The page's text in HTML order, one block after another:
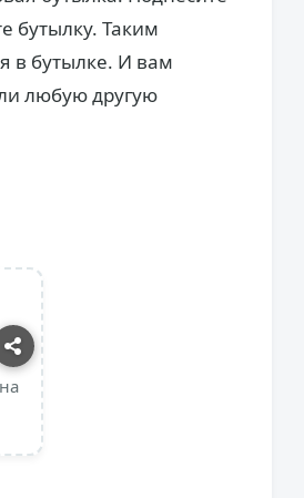
бутылку. Таким
в бутылке. И вам
любую другую